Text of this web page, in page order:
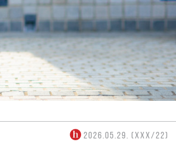
2026.05.29. (XXX/22)